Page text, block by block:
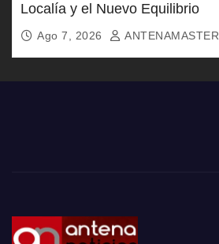
Localía y el Nuevo Equilibrio
Ago 7, 2026 ANTENAMASTER